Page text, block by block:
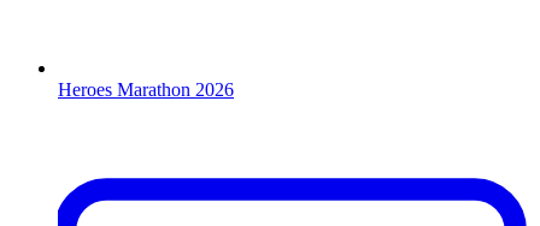
Heroes Marathon 2026